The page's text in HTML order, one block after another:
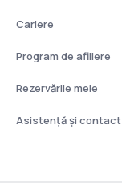
Cariere
Program de afiliere
Rezervările mele
Asistenţă şi contact